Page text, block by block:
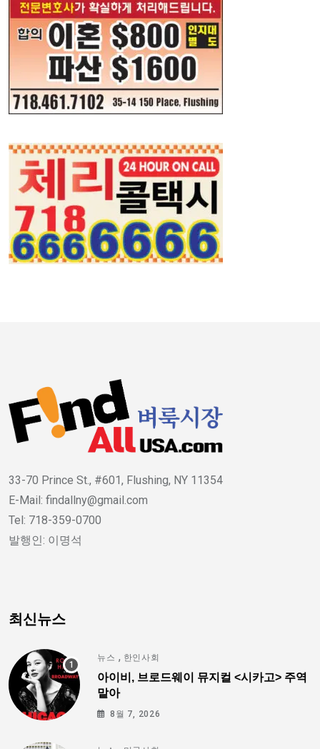
33-70 Prince St., #601, Flushing, NY 11354
E-Mail: findallny@gmail.com
Tel: 718-359-0700
발행인: 이명석
최신뉴스
뉴스 , 한인사회
아이비, 브로드웨이 뮤지컬 <시카고> 주역
맡아
8월 7, 2026